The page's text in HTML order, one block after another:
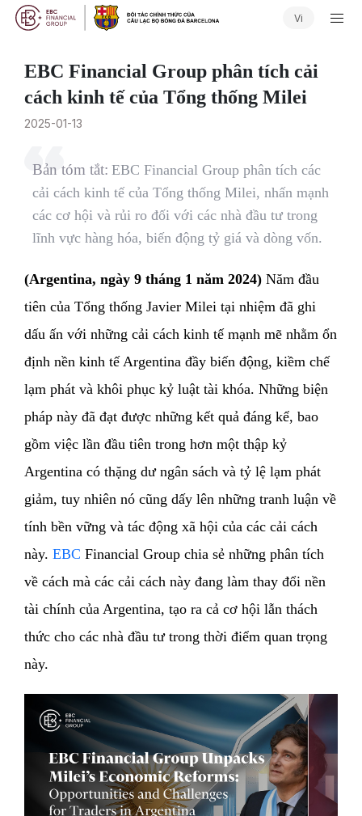
Vi
EBC Financial Group phân tích cải
cách kinh tế của Tổng thống Milei
2025-01-13
Bản tóm tắt: EBC Financial Group phân tích các
cải cách kinh tế của Tổng thống Milei, nhấn mạnh
các cơ hội và rủi ro đối với các nhà đầu tư trong
lĩnh vực hàng hóa, biến động tỷ giá và dòng vốn.
(Argentina, ngày 9 tháng 1 năm 2024) Năm đầu
tiên của Tổng thống Javier Milei tại nhiệm đã ghi
dấu ấn với những cải cách kinh tế mạnh mẽ nhằm ổn
định nền kinh tế Argentina đầy biến động, kiềm chế
lạm phát và khôi phục kỷ luật tài khóa. Những biện
pháp này đã đạt được những kết quả đáng kể, bao
gồm việc lần đầu tiên trong hơn một thập kỷ
Argentina có thặng dư ngân sách và tỷ lệ lạm phát
giảm, tuy nhiên nó cũng dấy lên những tranh luận về
tính bền vững và tác động xã hội của các cải cách
này.EBC Financial Group chia sẻ những phân tích
về cách mà các cải cách này đang làm thay đổi nền
tài chính của Argentina, tạo ra cả cơ hội lẫn thách
thức cho các nhà đầu tư trong thời điểm quan trọng
này.